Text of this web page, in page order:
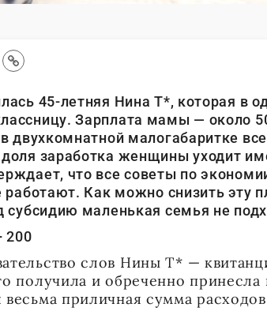
45-летняя Нина Т*, которая в
Зарплата мамы — около
двухкомнатной малогабаритке
заработка женщины уходит
что все советы по
работают. Как можно снизить эту
субсидию маленькая семья не
200
слов Нины Т* —
получила и обреченно
весьма приличная сумма